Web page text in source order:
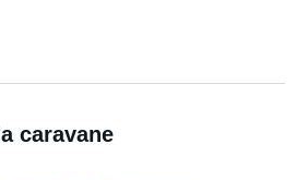
caravane